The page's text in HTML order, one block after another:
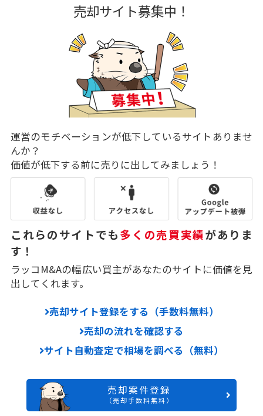
売却サイト募集中！
運営のモチベーションが低下しているサイトありませ
んか？
価値が低下する前に売りに出してみましょう！
これらのサイトでも多くの売買実績がありま
す！
ラッコM&Aの幅広い買主があなたのサイトに価値を見
出してくれます。
売却サイト登録をする（手数料無料）
売却の流れを確認する
サイト自動査定で相場を調べる（無料）
売却案件登録
（売却手数料無料）